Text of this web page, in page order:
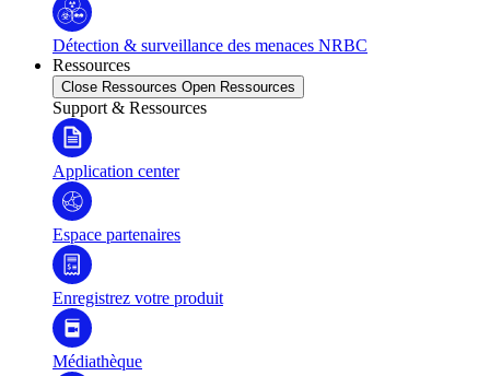
Détection & surveillance des menaces NRBC
Ressources
Close Ressources Open Ressources
Support & Ressources
Application center
Espace partenaires
Enregistrez votre produit
Médiathèque